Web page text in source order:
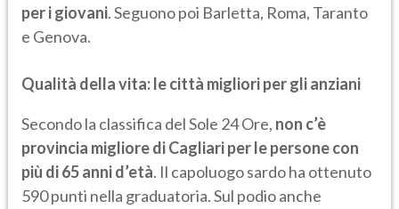
per i giovani. Seguono poi Barletta, Roma, Taranto
e Genova.
Qualità della vita: le città migliori per gli anziani
Secondo la classifica del Sole 24 Ore, non c’è
provincia migliore di Cagliari per le persone con
più di 65 anni d’età. Il capoluogo sardo ha ottenuto
590 punti nella graduatoria. Sul podio anche